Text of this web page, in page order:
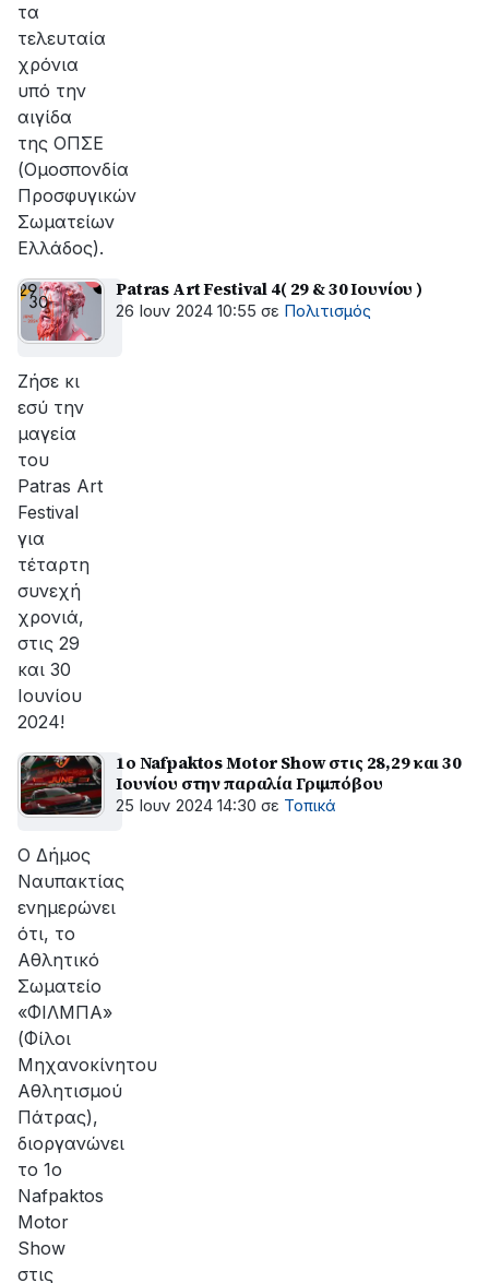
τα
τελευταία
χρόνια
υπό την
αιγίδα
της ΟΠΣΕ
(Ομοσπονδία
Προσφυγικών
Σωματείων
Ελλάδος).
Patras Art Festival 4( 29 & 30 Ιουνίου )
26 Ιουν 2024 10:55 σε Πολιτισμός
Ζήσε κι
εσύ την
μαγεία
του
Patras Art
Festival
για
τέταρτη
συνεχή
χρονιά,
στις 29
και 30
Ιουνίου
2024!
1ο Nafpaktos Motor Show στις 28,29 και 30
Ιουνίου στην παραλία Γριμπόβου
25 Ιουν 2024 14:30 σε Τοπικά
Ο Δήμος
Ναυπακτίας
ενημερώνει
ότι, το
Αθλητικό
Σωματείο
«ΦΙΛΜΠΑ»
(Φίλοι
Μηχανοκίνητου
Αθλητισμού
Πάτρας),
διοργανώνει
το 1ο
Nafpaktos
Motor
Show
στις